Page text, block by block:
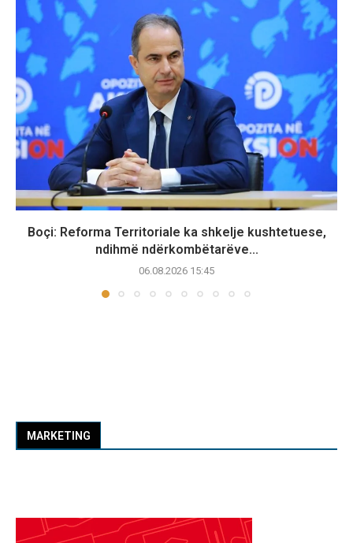
Boçi: Reforma Territoriale ka shkelje kushtetuese,
ndihmë ndërkombëtarëve...
06.08.2026 15:45
MARKETING